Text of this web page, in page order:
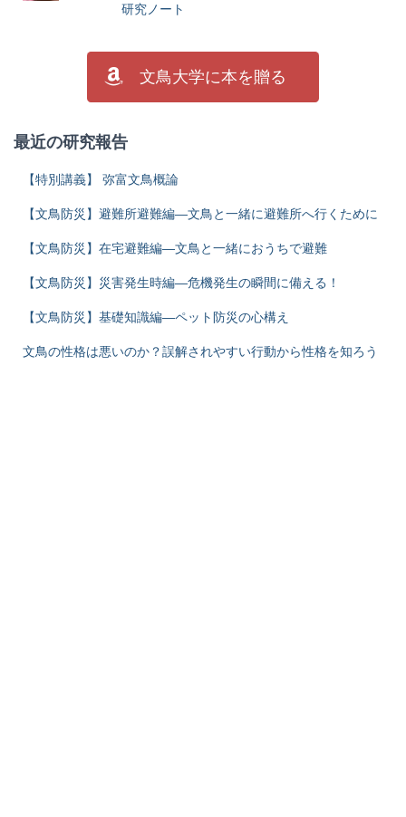
研究ノート
文鳥大学に本を贈る
最近の研究報告
【特別講義】 弥富文鳥概論
【文鳥防災】避難所避難編―文鳥と一緒に避難所へ行くために
【文鳥防災】在宅避難編―文鳥と一緒におうちで避難
【文鳥防災】災害発生時編―危機発生の瞬間に備える！
【文鳥防災】基礎知識編―ペット防災の心構え
文鳥の性格は悪いのか？誤解されやすい行動から性格を知ろう